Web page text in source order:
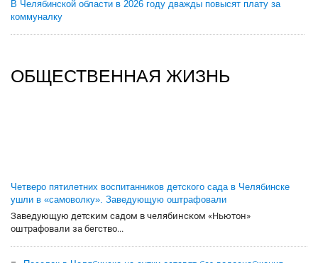
В Челябинской области в 2026 году дважды повысят плату за
коммуналку
ОБЩЕСТВЕННАЯ ЖИЗНЬ
Четверо пятилетних воспитанников детского сада в Челябинске
ушли в «самоволку». Заведующую оштрафовали
Заведующую детским садом в челябинском «Ньютон»
оштрафовали за бегство...